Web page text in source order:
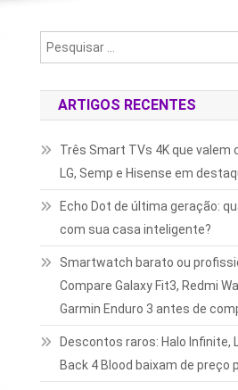
ARTIGOS RECENTES
Três Smart TVs 4K que valem
LG, Semp e Hisense em
Echo Dot de última geração:
com sua casa inteligente?
Smartwatch barato ou
Compare Galaxy Fit3, Redmi
Garmin Enduro 3 antes de
Descontos raros: Halo Infinite,
Back 4 Blood baixam de preço